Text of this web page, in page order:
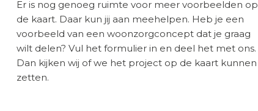
Er is nog genoeg ruimte voor meer voorbeelden op
de kaart. Daar kun jij aan meehelpen. Heb je een
voorbeeld van een woonzorgconcept dat je graag
wilt delen? Vul het formulier in en deel het met ons.
Dan kijken wij of we het project op de kaart kunnen
zetten.